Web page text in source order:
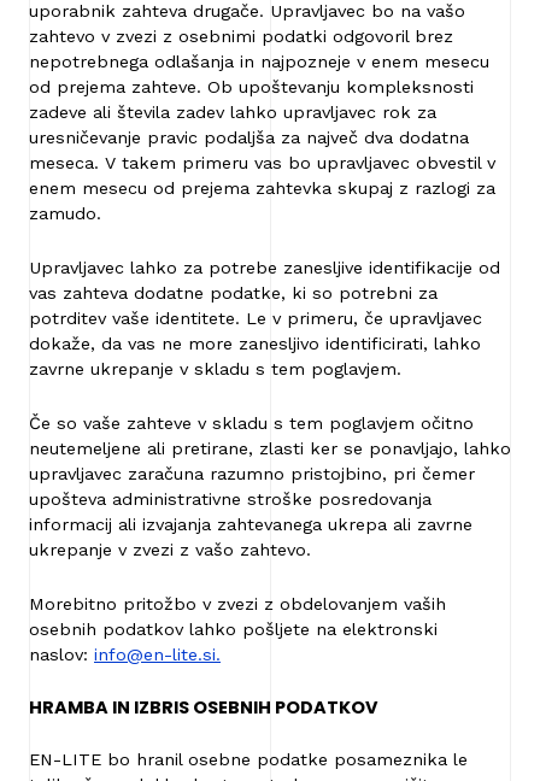
uporabnik zahteva drugače. Upravljavec bo na vašo
zahtevo v zvezi z osebnimi podatki odgovoril brez
nepotrebnega odlašanja in najpozneje v enem mesecu
od prejema zahteve. Ob upoštevanju kompleksnosti
zadeve ali števila zadev lahko upravljavec rok za
uresničevanje pravic podaljša za največ dva dodatna
meseca. V takem primeru vas bo upravljavec obvestil v
enem mesecu od prejema zahtevka skupaj z razlogi za
zamudo.
Upravljavec lahko za potrebe zanesljive identifikacije od
vas zahteva dodatne podatke, ki so potrebni za
potrditev vaše identitete. Le v primeru, če upravljavec
dokaže, da vas ne more zanesljivo identificirati, lahko
zavrne ukrepanje v skladu s tem poglavjem.
Če so vaše zahteve v skladu s tem poglavjem očitno
neutemeljene ali pretirane, zlasti ker se ponavljajo, lahko
upravljavec zaračuna razumno pristojbino, pri čemer
upošteva administrativne stroške posredovanja
informacij ali izvajanja zahtevanega ukrepa ali zavrne
ukrepanje v zvezi z vašo zahtevo.
Morebitno pritožbo v zvezi z obdelovanjem vaših
osebnih podatkov lahko pošljete na elektronski
naslov: info@en-lite.si.
HRAMBA IN IZBRIS OSEBNIH PODATKOV
EN-LITE bo hranil osebne podatke posameznika le